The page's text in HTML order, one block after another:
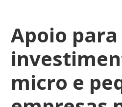
Apoio para
micro e